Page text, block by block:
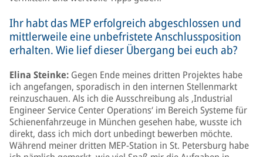
Ihr habt das MEP erfolgreich abgeschlossen und
mittlerweile eine unbefristete Anschlussposition
erhalten. Wie lief dieser Übergang bei euch ab?
Elina Steinke: Gegen Ende meines dritten Projektes habe
ich angefangen, sporadisch in den internen Stellenmarkt
reinzuschauen. Als ich die Ausschreibung als ‚Industrial
Engineer Service Center Operations‘ im Bereich Systeme für
Schienenfahrzeuge in München gesehen habe, wusste ich
direkt, dass ich mich dort unbedingt bewerben möchte.
Während meiner dritten MEP-Station in St. Petersburg habe